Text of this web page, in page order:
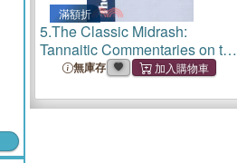
滿額折
5.The Classic Midrash:
Tannaitic Commentaries on the
Bible無庫存